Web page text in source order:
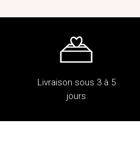
Livraison sous 3 à 5
jours